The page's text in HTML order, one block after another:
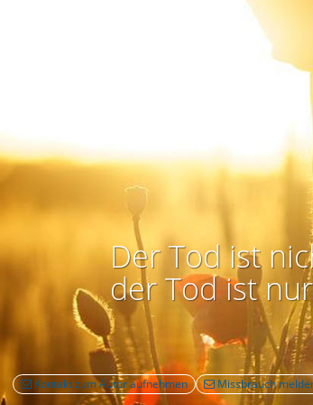
Der Tod ist
der Tod ist
Kontakt zum Autor aufnehmen Missbrauch